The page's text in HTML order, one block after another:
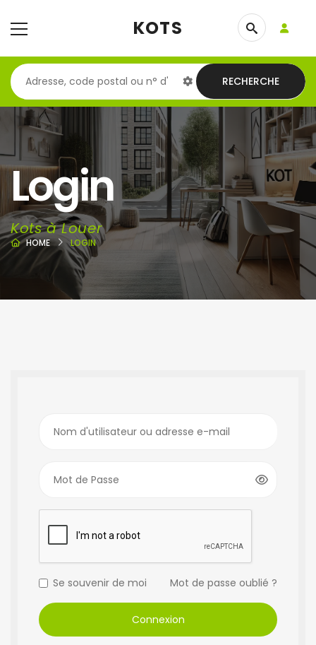
KOTS
RECHERCHE
Login
Kots à Louer
HOME LOGIN
Se souvenir de moi Mot de passe oublié ?
Connexion